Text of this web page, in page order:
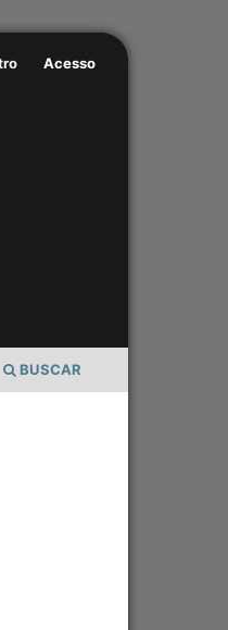
BUSCAR
Acesso